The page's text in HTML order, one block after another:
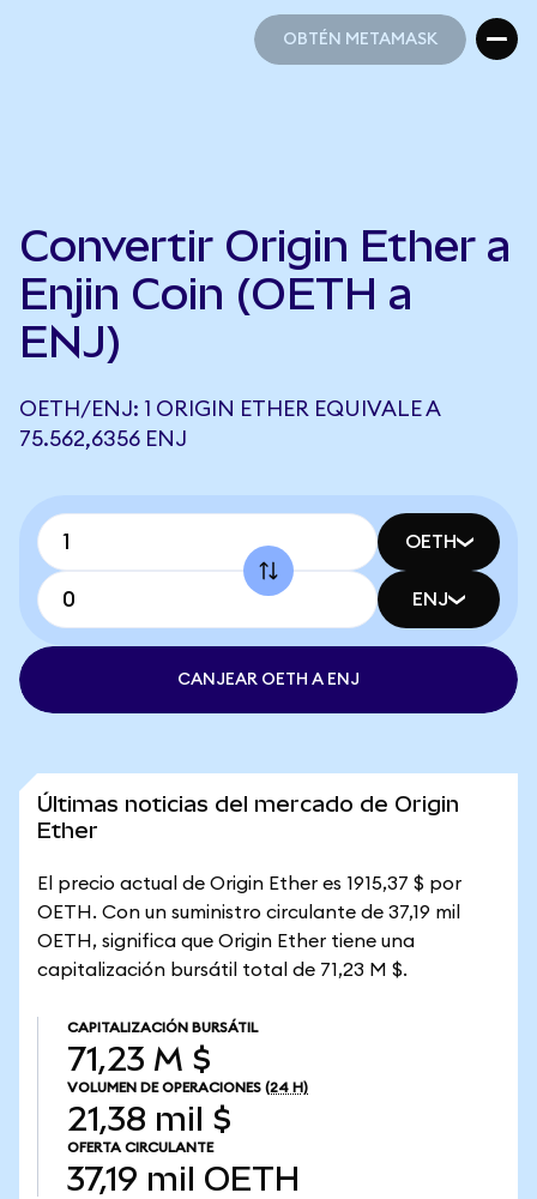
OBTÉN METAMASK
Convertir Origin Ether a
Enjin Coin (OETH a
ENJ)
OETH/ENJ: 1 ORIGIN ETHER EQUIVALE A
75.562,6356 ENJ
OETH
ENJ
CANJEAR OETH A ENJ
Últimas noticias del mercado de Origin
Ether
El precio actual de Origin Ether es 1915,37 $ por
OETH. Con un suministro circulante de 37,19 mil
OETH, significa que Origin Ether tiene una
capitalización bursátil total de 71,23 M $.
CAPITALIZACIÓN BURSÁTIL
71,23 M $
VOLUMEN DE OPERACIONES (24 H)
21,38 mil $
OFERTA CIRCULANTE
37,19 mil OETH